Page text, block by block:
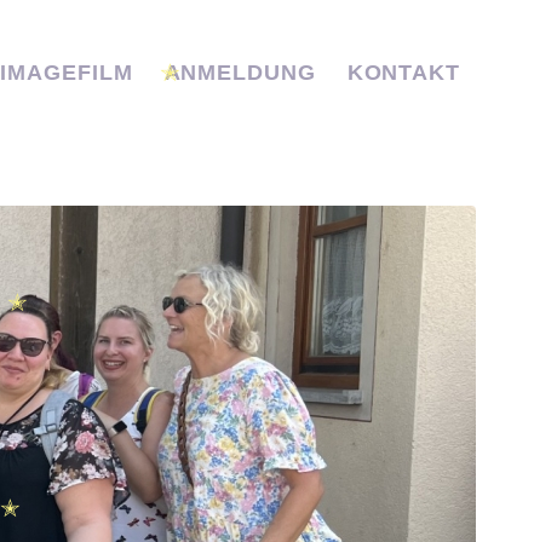
IMAGEFILM ANMELDUNG KONTAKT
✭